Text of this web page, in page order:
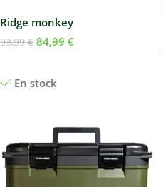
Ridge monkey
En stock
93,99€ 84,99 €